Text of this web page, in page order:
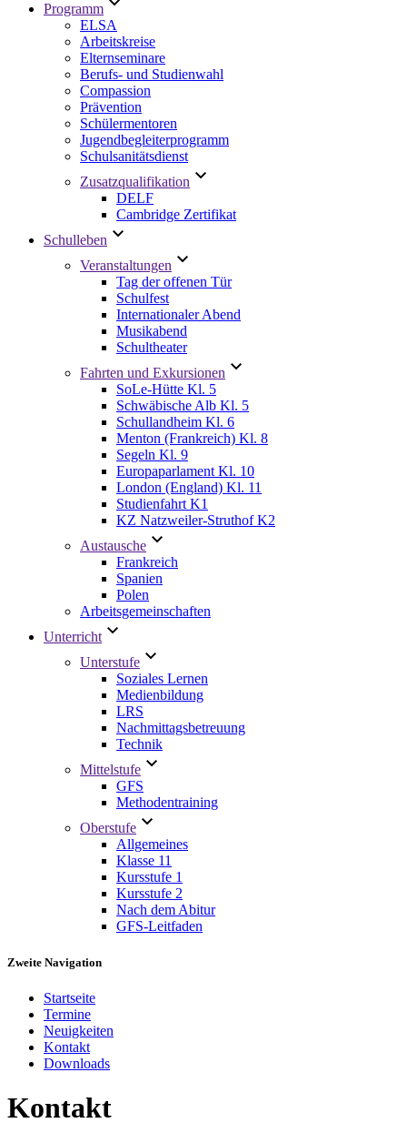
Programm
ELSA
Arbeitskreise
Elternseminare
Berufs- und Studienwahl
Compassion
Prävention
Schülermentoren
Jugendbegleiterprogramm
Schulsanitätsdienst
Zusatzqualifikation
DELF
Cambridge Zertifikat
Schulleben
Veranstaltungen
Tag der offenen Tür
Schulfest
Internationaler Abend
Musikabend
Schultheater
Fahrten und Exkursionen
SoLe-Hütte Kl. 5
Schwäbische Alb Kl. 5
Schullandheim Kl. 6
Menton (Frankreich) Kl. 8
Segeln Kl. 9
Europaparlament Kl. 10
London (England) Kl. 11
Studienfahrt K1
KZ Natzweiler-Struthof K2
Austausche
Frankreich
Spanien
Polen
Arbeitsgemeinschaften
Unterricht
Unterstufe
Soziales Lernen
Medienbildung
LRS
Nachmittagsbetreuung
Technik
Mittelstufe
GFS
Methodentraining
Oberstufe
Allgemeines
Klasse 11
Kursstufe 1
Kursstufe 2
Nach dem Abitur
GFS-Leitfaden
Zweite Navigation
Startseite
Termine
Neuigkeiten
Kontakt
Downloads
Kontakt